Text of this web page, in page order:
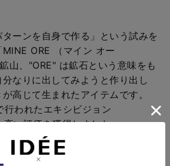
ターンを自身で作る」という試みを
ORE （マイン オー
山、"ORE" は鉱石という意味をも
なりに出してみようと作り出し
高じて生まれたアイテムです。
われたエキシビジョン
い評価を獲得しました。
作り、型に流し込んで作られていま